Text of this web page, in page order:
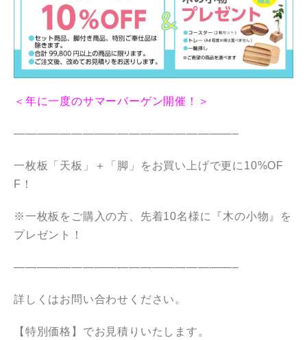
＜年に一度のサマーバーゲン開催！＞
———————————————————–
一枚板「天板」＋「脚」をお買い上げで更に10%OF
F！
※一枚板をご購入の方、先着10名様に『木の小物』を
プレゼント！
———————————————————–
詳しくはお問い合わせください。
【特別価格】でお見積りいたします。